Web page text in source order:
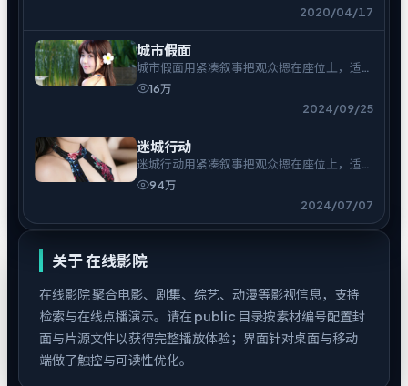
2020/04/17
城市假面
城市假面用紧凑叙事把观众摁在座位上，适合
一口气追完。
16万
2024/09/25
迷城行动
迷城行动用紧凑叙事把观众摁在座位上，适合
一口气追完。
94万
2024/07/07
关于在线影院
在线影院聚合电影、剧集、综艺、动漫等影视信息，支持
检索与在线点播演示。请在 public 目录按素材编号配置封
面与片源文件以获得完整播放体验；界面针对桌面与移动
端做了触控与可读性优化。